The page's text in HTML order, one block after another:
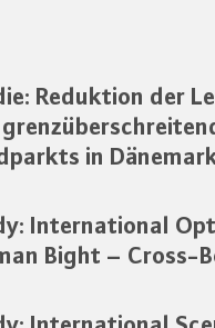
Reduktion der
in
International
Bight – Cross-